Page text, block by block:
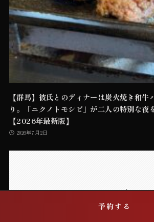
【群馬】彼氏とのディナーは炭火焼き和牛
り。「ニクノトモシビ」が二人の特別な夜
【2026年最新版】
2026年7月2日
予約する